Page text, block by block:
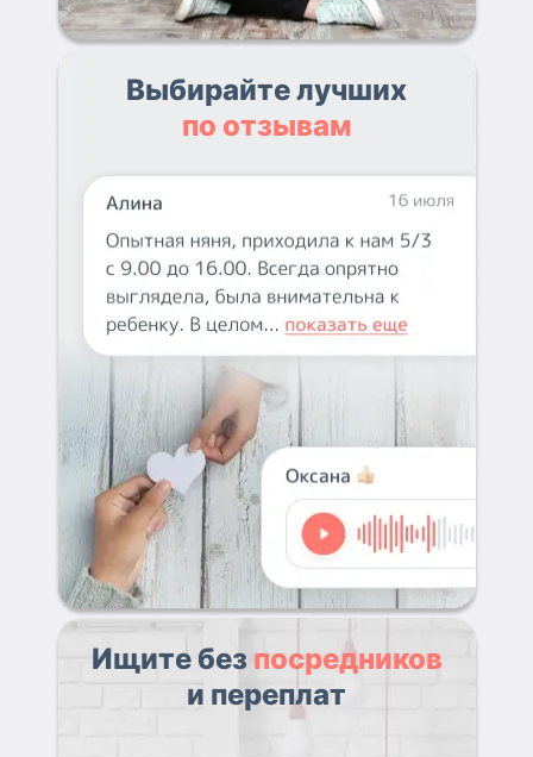
Выбирайте лучших
по отзывам
Ищите без посредников
и переплат